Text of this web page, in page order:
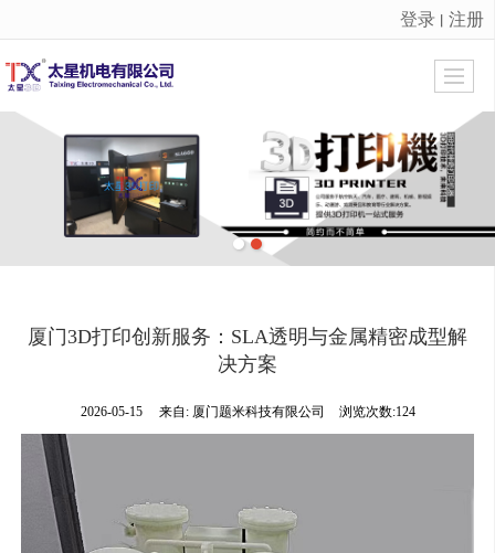
很遗憾，因您的浏览器版本过低导致无法获得最佳浏览体验，推荐下载安装谷歌浏览器！
登录 丨 注册
厦门3D打印创新服务：SLA透明与金属精密成型解
决方案
2026-05-15 来自: 厦门题米科技有限公司 浏览次数:124